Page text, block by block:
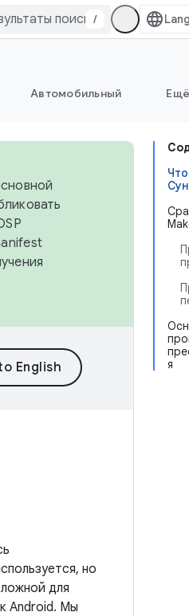
/
Автомобильный Ещё
я
но
для
Android. Мы